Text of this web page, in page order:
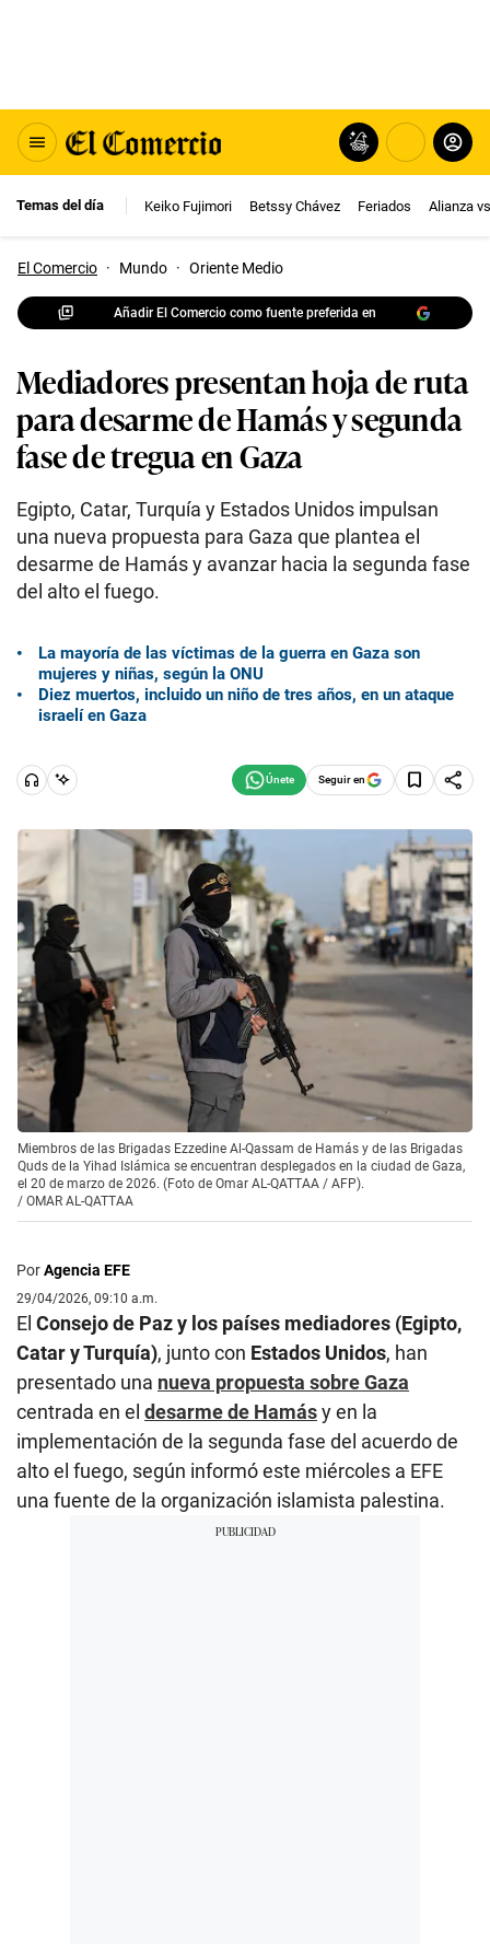
Temas del día Keiko Fujimori Betssy Chávez Feriados Alianza
El Comercio · Mundo · Oriente Medio
Añadir El Comercio como fuente preferida en
Mediadores presentan hoja de ruta
para desarme de Hamás y segunda
fase de tregua en Gaza
Egipto, Catar, Turquía y Estados Unidos impulsan
una nueva propuesta para Gaza que plantea el
desarme de Hamás y avanzar hacia la segunda fase
del alto el fuego.
La mayoría de las víctimas de la guerra en Gaza son
mujeres y niñas, según la ONU
Diez muertos, incluido un niño de tres años, en un ataque
israelí en Gaza
Seguir en
Miembros de las Brigadas Ezzedine Al-Qassam de Hamás y de las Brigadas
Quds de la Yihad Islámica se encuentran desplegados en la ciudad de Gaza,
el 20 de marzo de 2026. (Foto de Omar AL-QATTAA / AFP).
/ OMAR AL-QATTAA
PorAgencia EFE
29/04/2026, 09:10 a.m.
El Consejo de Paz y los países mediadores (Egipto,
Catar y Turquía), junto con Estados Unidos, han
presentado una nueva propuesta sobre Gaza
centrada en el desarme de Hamásy en la
implementación de la segunda fase del acuerdo de
alto el fuego, según informó este miércoles a EFE
una fuente de la organización islamista palestina.